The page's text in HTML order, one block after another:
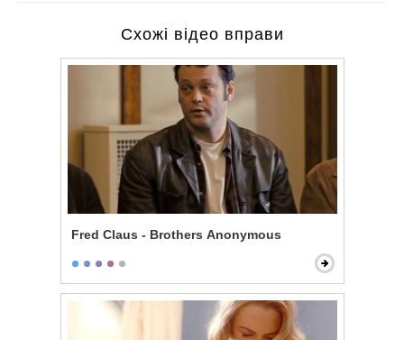
Схожі відео вправи
Fred Claus - Brothers Anonymous